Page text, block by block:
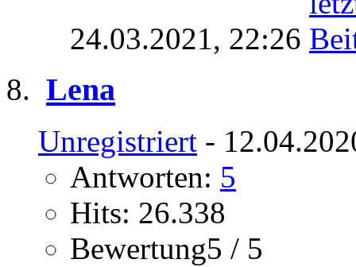
24.03.2021, 22:26
Lena
Unregistriert -
Antworten: 5
Hits: 26.338
Bewertung5 / 5